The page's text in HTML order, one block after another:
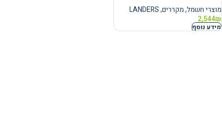
מוצרי חשמל,מקררים,
LANDERS
2,544₪
מידע נוסף